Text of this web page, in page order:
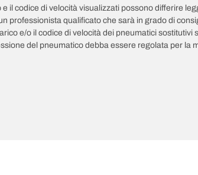
e il codice di velocità visualizzati possono differire
professionista qualificato che sarà in grado di
e/o il codice di velocità dei pneumatici
del pneumatico debba essere regolata per la